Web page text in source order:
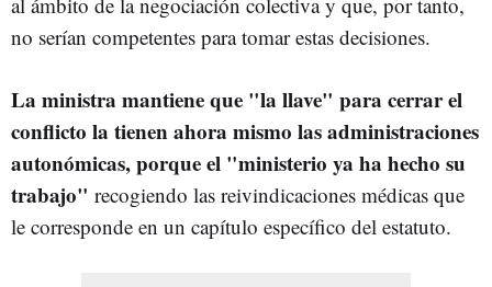
no serían competentes para tomar estas decisiones.
La ministra mantiene que "la llave" para cerrar el
conflicto la tienen ahora mismo las administraciones
autonómicas, porque el "ministerio ya ha hecho su
trabajo" recogiendo las reivindicaciones médicas que
le corresponde en un capítulo específico del estatuto.